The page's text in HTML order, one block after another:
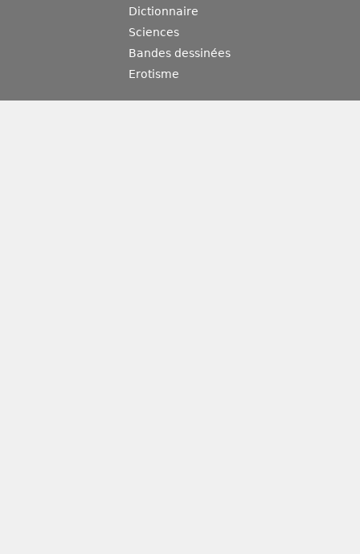
Dictionnaire
Sciences
Bandes dessinées
Erotisme